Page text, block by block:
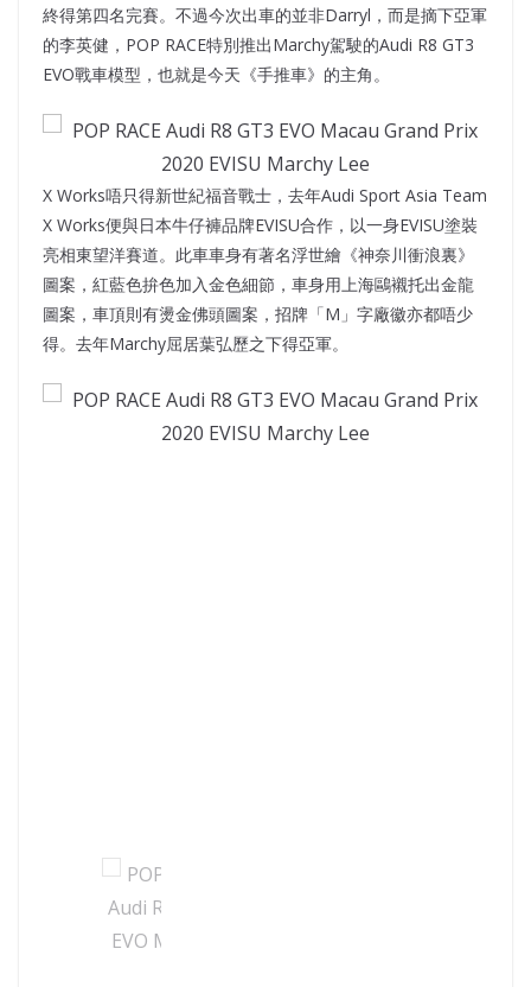
終得第四名完賽。不過今次出車的並非Darryl，而是摘下亞軍
的李英健，POP RACE特別推出Marchy駕駛的Audi R8 GT3
EVO戰車模型，也就是今天《手推車》的主角。
X Works唔只得新世紀福音戰士，去年Audi Sport Asia Team
X Works便與日本牛仔褲品牌EVISU合作，以一身EVISU塗裝
亮相東望洋賽道。此車車身有著名浮世繪《神奈川衝浪裏》
圖案，紅藍色拚色加入金色細節，車身用上海鷗襯托出金龍
圖案，車頂則有燙金佛頭圖案，招牌「M」字廠徽亦都唔少
得。去年Marchy屈居葉弘歷之下得亞軍。